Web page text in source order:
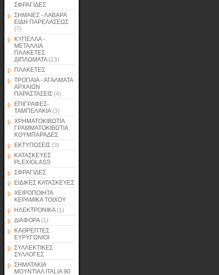
ΣΦΡΑΓΙΔΕΣ
ΣΗΜΑΙΕΣ - ΛΑΒΑΡΑ
ΕΙΔΗ ΠΑΡΕΛΑΣΕΩΣ
(7)
ΚΥΠΕΛΛΑ -
ΜΕΤΑΛΛΙΑ
ΠΛΑΚΕΤΕΣ
ΔΙΠΛΩΜΑΤΑ(13)
ΠΛΑΚΕΤΕΣ
ΤΡΟΠΑΙΑ - ΑΓΑΛΜΑΤΑ
ΑΡΧΑΙΩΝ
ΠΑΡΑΣΤΑΣΕΙΣ (4)
ΕΠΙΓΡΑΦΕΣ-
ΤΑΜΠΕΛΑΚΙΑ(3)
ΧΡΗΜΑΤΟΚΙΒΩΤΙΑ
ΓΡΑΜΜΑΤΟΚΙΒΩΤΙΑ
ΚΟΥΜΠΑΡΑΔΕΣ
ΕΚΤΥΠΩΣΕΙΣ (3)
ΚΑΤΑΣΚΕΥΕΣ
PLEXIGLASS
ΣΦΡΑΓΙΔΕΣ
ΕΙΔΙΚΕΣ ΚΑΤΑΣΚΕΥΕΣ
ΧΕΙΡΟΠΟΙΗΤΑ
ΚΕΡΑΜΙΚΑ ΤΟΙΧΟΥ
ΗΛΕΚΤΡΟΝΙΚΑ(1)
ΔΙΑΦΟΡΑ(1)
ΚΑΘΡΕΠΤΕΣ
ΕΥΡΥΓΩΝΙΟΙ
ΣΥΛΛΕΚΤΙΚΕΣ
ΣΥΛΛΟΓΕΣ
ΣΗΜΑΤΑΚΙΑ
ΜΟΥΝΤΙΑΛ ITALIA 90